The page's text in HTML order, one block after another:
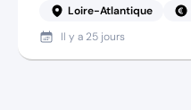
Loire-Atlantique
Il y a 25 jours